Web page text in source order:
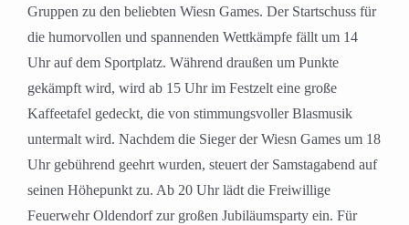
Gruppen zu den beliebten Wiesn Games. Der Startschuss für
die humorvollen und spannenden Wettkämpfe fällt um 14
Uhr auf dem Sportplatz. Während draußen um Punkte
gekämpft wird, wird ab 15 Uhr im Festzelt eine große
Kaffeetafel gedeckt, die von stimmungsvoller Blasmusik
untermalt wird. Nachdem die Sieger der Wiesn Games um 18
Uhr gebührend geehrt wurden, steuert der Samstagabend auf
seinen Höhepunkt zu. Ab 20 Uhr lädt die Freiwillige
Feuerwehr Oldendorf zur großen Jubiläumsparty ein. Für